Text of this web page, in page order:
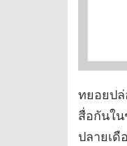
ทยอยป
สื่อกันใน
ปลายเดื